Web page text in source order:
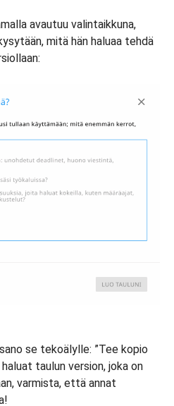
avautuu valintaikkuna,
mitä hän haluaa tehdä
se tekoälylle: ”Tee kopio
taulun version, joka on
varmista, että annat